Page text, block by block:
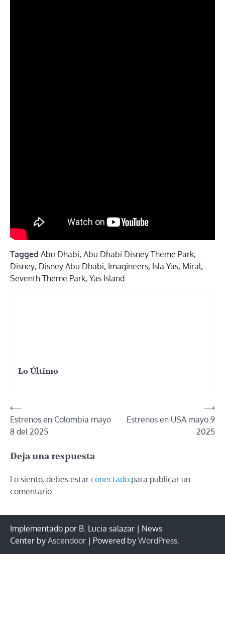
Tagged Abu Dhabi, Abu Dhabi Disney Theme Park,
Disney, Disney Abu Dhabi, Imagineers, Isla Yas, Miral,
Seventh Theme Park, Yas Island
Lo Último
Navegación
de
⟵
Estrenos en Colombia mayo
8 del 2025
Estrenos en USA mayo 9
2025
⟶
Deja una respuesta
Lo siento, debes estar conectado para publicar un
comentario.
Implementado por B. Lucia salazar | News
Center by Ascendoor | Powered by WordPress